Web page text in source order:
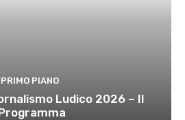
PRIMO PIANO
Ludico 2026 – Il